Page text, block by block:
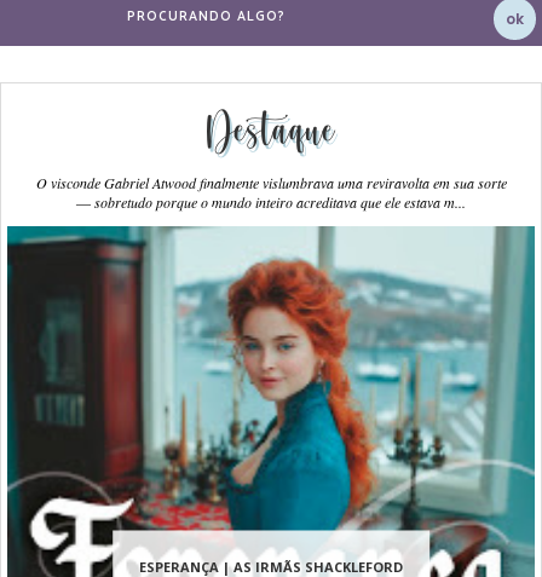
Destaque
ESPERANÇA | AS IRMÃS SHACKLEFORD
O visconde Gabriel Atwood finalmente vislumbrava uma reviravolta em sua sorte
― sobretudo porque o mundo inteiro acreditava que ele estava m...